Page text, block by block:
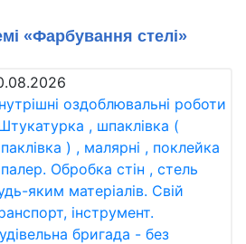
«Фарбування стелі»
оздоблювальні роботи
, шпаклівка (
) , малярні , поклейка
Обробка стін , стель
яким матеріалів. Свій
інструмент.
бригада - без